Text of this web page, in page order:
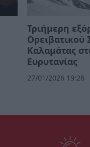
Τριήμερη
Ορειβατικού
Καλαμάτας
Ευρυτανίας
27/01/2026 19:26